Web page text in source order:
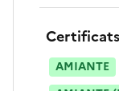
Certificats
AMIANTE